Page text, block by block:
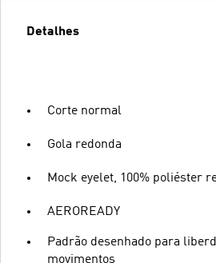
Detalhes
Corte normal
Gola redonda
Mock eyelet, 100% poliéster
AEROREADY
Padrão desenhado para
movimentos